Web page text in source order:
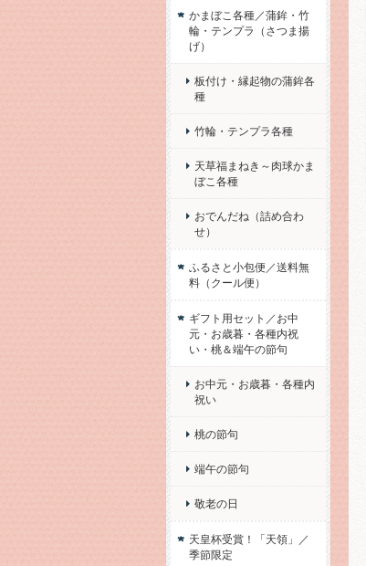
かまぼこ各種／蒲鉾・竹
輪・テンプラ（さつま揚
げ）
板付け・縁起物の蒲鉾各
種
竹輪・テンプラ各種
天草福まねき～肉球かま
ぼこ各種
おでんだね（詰め合わ
せ）
ふるさと小包便／送料無
料（クール便）
ギフト用セット／お中
元・お歳暮・各種内祝
い・桃＆端午の節句
お中元・お歳暮・各種内
祝い
桃の節句
端午の節句
敬老の日
天皇杯受賞！「天領」／
季節限定